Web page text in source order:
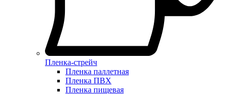
Пленка-стрейч
Пленка паллетная
Пленка ПВХ
Пленка пищевая